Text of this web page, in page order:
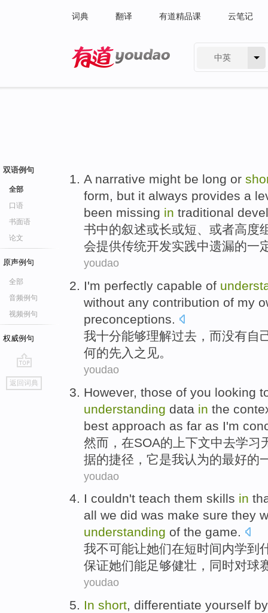
词典 翻译 有道精品课 云笔记
中英
双语例句
全部
口语
书面语
论文
原声例句
全部
音频例句
视频例句
权威例句
go
top
返回词典
A narrative might be long or
form, but it always provides a
been missing in traditional
书中的叙述或长或短、 或者高度
会提供传统开发实践中遗漏的一
youdao
I'm perfectly capable of
without any contribution of my
preconceptions.
我十分能够理解过去 ， 而没有自
何的先入之见。
youdao
However, those of you looking
understanding data in the
best approach as far as I'm
然而 ， 在SOA的 上下文中去学习
据的捷径 ， 它是我认为的最好的
youdao
I couldn't teach them skills in
all we did was make sure they
understanding of the game.
我不可能让她们在短时间内学到
保证她们能足够健壮，同时对球
youdao
In short, differentiate yourself